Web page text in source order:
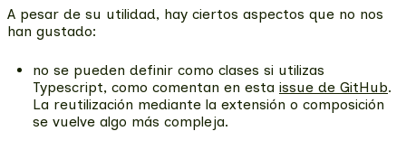
A pesar de su utilidad, hay ciertos aspectos que no nos
han gustado:
no se pueden definir como clases si utilizas
Typescript, como comentan en esta issue de GitHub.
La reutilización mediante la extensión o composición
se vuelve algo más compleja.